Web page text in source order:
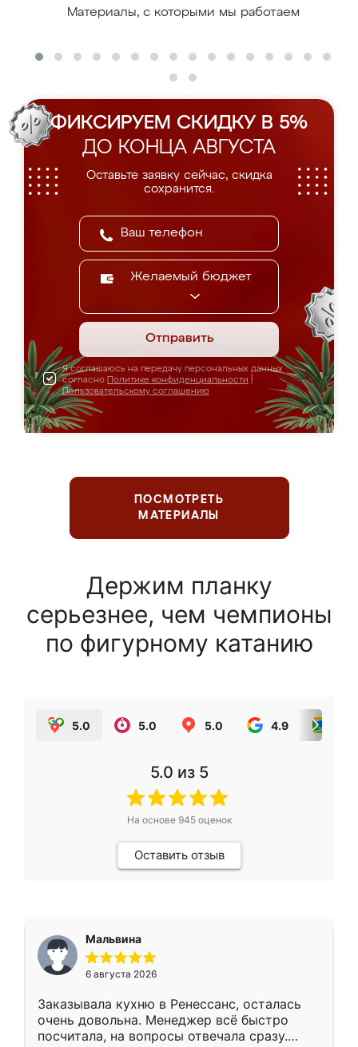
Материалы, с которыми мы работаем
ФИКСИРУЕМ СКИДКУ В 5%
ДО КОНЦА АВГУСТА
Оставьте заявку сейчас, скидка
сохранится.
Желаемый бюджет
Отправить
Я соглашаюсь на передачу персональных данных
согласно Политике конфиденциальности
Пользовательскому соглашению
ПОСМОТРЕТЬ
МАТЕРИАЛЫ
Держим планку
серьезнее, чем чемпионы
по фигурному катанию
5.0 5.0 5.0 4.9
5.0 из 5
На основе 945оценок
Оставить отзыв
Мальвина
6 августа 2026
Заказывала кухню в Ренессанс, осталась
очень довольна. Менеджер всё быстро
посчитала, на вопросы отвечала сразу.